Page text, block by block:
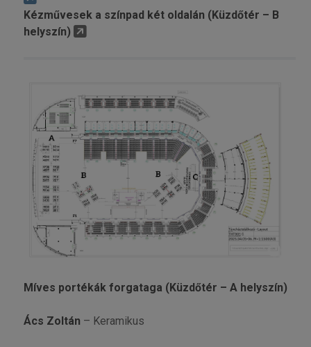
Kézművesek a színpad két oldalán (Küzdőtér – B
helyszín)
Míves portékák forgataga (Küzdőtér – A helyszín)
Ács Zoltán – Keramikus